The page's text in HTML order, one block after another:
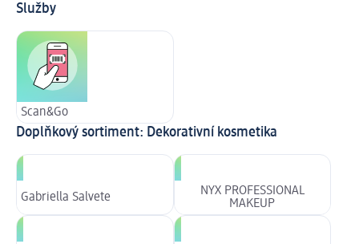
Služby
Scan&Go
Doplňkový sortiment: Dekorativní kosmetika
Gabriella Salvete
NYX PROFESSIONAL
MAKEUP